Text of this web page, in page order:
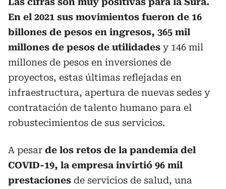
En el 2021 sus movimientos fueron de 16
billones de pesos en ingresos, 365 mil
millones de pesos de utilidades y 146 mil
millones de pesos en inversiones de
proyectos, estas últimas reflejadas en
infraestructura, apertura de nuevas sedes y
contratación de talento humano para el
robustecimientos de sus servicios.
A pesar de los retos de la pandemia del
COVID-19, la empresa invirtió 96 mil
prestaciones de servicios de salud, una